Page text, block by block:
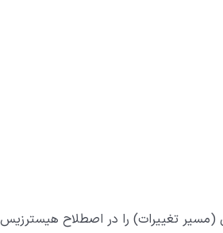
تغییرات) را در اصطلاح